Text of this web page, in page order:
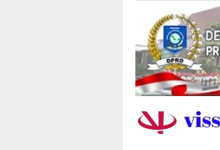
konten